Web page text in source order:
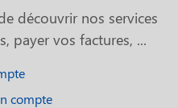
découvrir nos services
payer vos factures, ...
compte